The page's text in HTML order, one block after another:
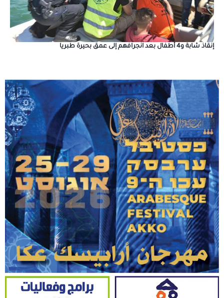
إنقاذ شابة و4 أطفال بعد انجرافهم إلى عمق بحيرة طبريا